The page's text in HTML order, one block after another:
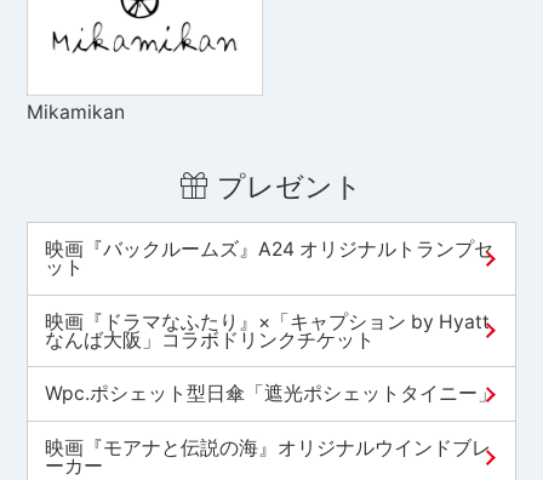
Mikamikan
プレゼント
映画『バックルームズ』A24 オリジナルトランプセ
ット
映画『ドラマなふたり』×「キャプション by Hyatt
なんば大阪」コラボドリンクチケット
Wpc.ポシェット型日傘「遮光ポシェットタイニー」
映画『モアナと伝説の海』オリジナルウインドブレ
ーカー